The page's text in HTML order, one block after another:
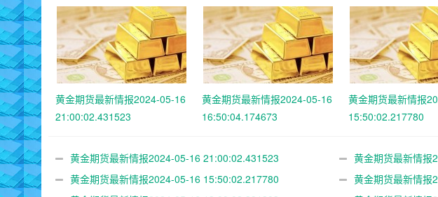
黄金期货最新情报2024-05-16
21:00:02.431523
黄金期货最新情报2024-05-16
16:50:04.174673
黄金期货最新情报
15:50:02.217780
黄金期货最新情报2024-05-16 21:00:02.431523
黄金期货最新情报
黄金期货最新情报2024-05-16 15:50:02.217780
黄金期货最新情报